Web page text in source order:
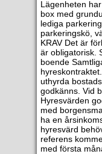
Lägenheten
box med
lediga
parkeringskö,
KRAV Det är
är obligatorisk.
boende
uthyrda
godkänns. Vid
Hyresvärden
med
ha en
hyresvärd
referens
med första